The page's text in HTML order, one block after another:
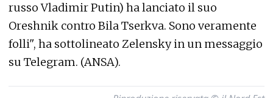
russo Vladimir Putin) ha lanciato il suo
Oreshnik contro Bila Tserkva. Sono veramente
folli", ha sottolineato Zelensky in un messaggio
su Telegram. (ANSA).